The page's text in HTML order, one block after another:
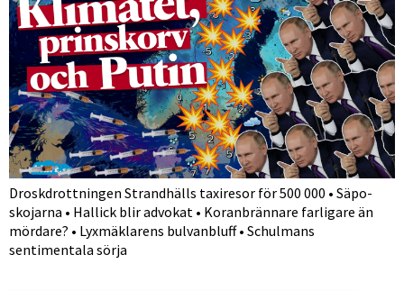
Droskdrottningen Strandhälls taxiresor för 500 000 • Säpo-
skojarna • Hallick blir advokat • Koranbrännare farligare än
mördare? • Lyxmäklarens bulvanbluff • Schulmans
sentimentala sörja